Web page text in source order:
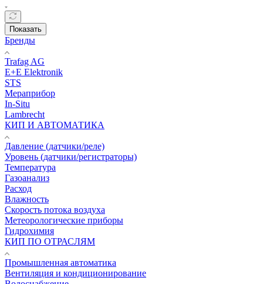
Показать
Бренды
Trafag AG
E+E Elektronik
STS
Мераприбор
In-Situ
Lambrecht
КИП И АВТОМАТИКА
Давление (датчики/реле)
Уровень (датчики/регистраторы)
Температура
Газоанализ
Расход
Влажность
Скорость потока воздуха
Метеорологические приборы
Гидрохимия
КИП ПО ОТРАСЛЯМ
Промышленная автоматика
Вентиляция и кондиционирование